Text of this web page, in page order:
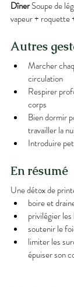
Dîner Soupe de
vapeur + roquette
Autres
Marcher
circulation
Respirer
corps
Bien dormir
travailler la
Introduire
En résumé
Une détox de
boire et
privilégier
soutenir le
limiter les
épuiser son